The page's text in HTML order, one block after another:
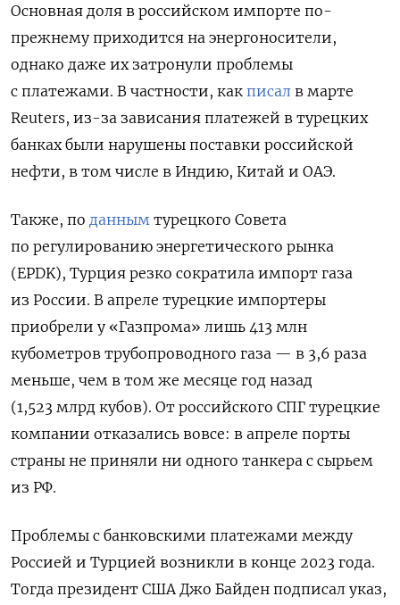
Основная доля в российском импорте по-
прежнему приходится на энергоносители,
однако даже их затронули проблемы
с платежами. В частности, как писал в марте
Reuters, из-за зависания платежей в турецких
банках были нарушены поставки российской
нефти, в том числе в Индию, Китай и ОАЭ.
Также, по данным турецкого Совета
по регулированию энергетического рынка
(EPDK), Турция резко сократила импорт газа
из России. В апреле турецкие импортеры
приобрели у «Газпрома» лишь 413 млн
кубометров трубопроводного газа — в 3,6 раза
меньше, чем в том же месяце год назад
(1,523 млрд кубов). От российского СПГ турецкие
компании отказались вовсе: в апреле порты
страны не приняли ни одного танкера с сырьем
из РФ.
Проблемы с банковскими платежами между
Россией и Турцией возникли в конце 2023 года.
Тогда президент США Джо Байден подписал указ,